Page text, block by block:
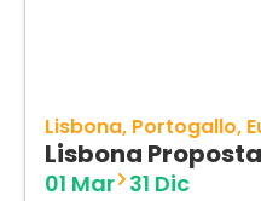
Lisbona Portogallo
Lisbona
01 Mar 31 Dic